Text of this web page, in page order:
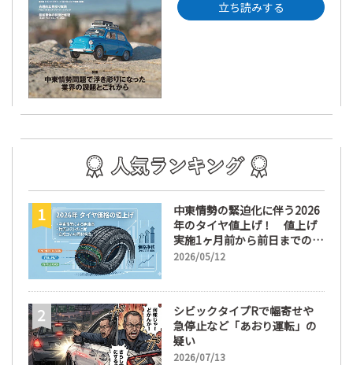
立ち読みする
中東情勢の緊迫化に伴う2026
年のタイヤ値上げ！ 値上げ
実施1ヶ月前から前日までの期
間が販売において極めて重要
2026/05/12
シビックタイプRで幅寄せや
急停止など「あおり運転」の
疑い
2026/07/13